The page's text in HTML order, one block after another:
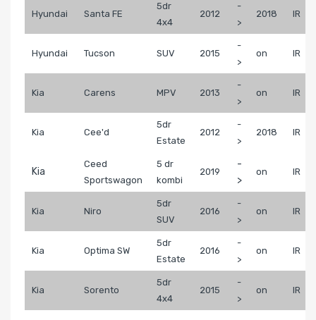
Hyundai Santa FE
5dr
4x4
2012
-
>
2018 IR
Hyundai Tucson SUV 2015
-
>
on IR
Kia Carens MPV 2013
-
>
on IR
Kia Cee'd
5dr
Estate
2012
-
>
2018 IR
Kia
Ceed
Sportswagon
5 dr
kombi
2019
-
>
on IR
Kia Niro
5dr
SUV
2016
-
>
on IR
Kia Optima SW
5dr
Estate
2016
-
>
on IR
Kia Sorento
5dr
4x4
2015
-
>
on IR